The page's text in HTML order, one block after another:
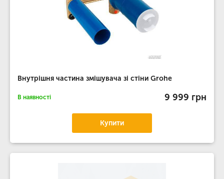
Внутрішня частина змішувача зі стіни Grohe
В наявності 9 999 грн
Купити